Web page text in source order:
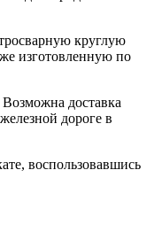
круглую
изготовленную по
доставка
дороге в
воспользовавшись